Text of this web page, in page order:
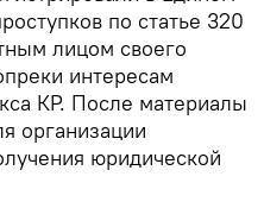
по статье 320
лицом своего
интересам
КР. После материалы
организации
юридической